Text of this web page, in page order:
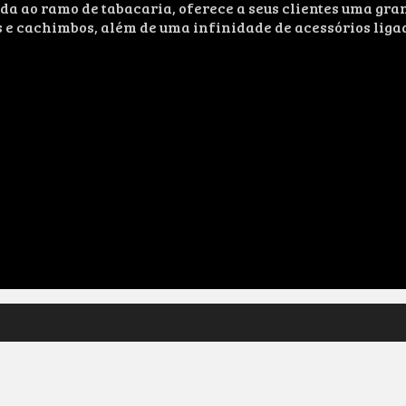
ao ramo de tabacaria, oferece a seus clientes uma
cachimbos, além de uma infinidade de acessórios